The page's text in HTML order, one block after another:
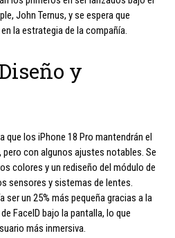
John Ternus, y se espera que
la estrategia de la compañía.
y
que los iPhone 18 Pro mantendrán el
pero con algunos ajustes notables. Se
colores y un rediseño del módulo de
sensores y sistemas de lentes.
ser un 25% más pequeña gracias a la
FaceID bajo la pantalla, lo que
más inmersiva.